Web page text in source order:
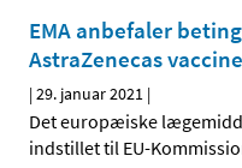
EMA anbefaler
AstraZenecas
|29. januar 2021 |
Det europæiske
indstillet til EU-